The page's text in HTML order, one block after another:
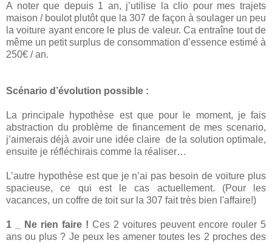
A noter que depuis 1 an, j’utilise la clio pour mes trajets
maison / boulot plutôt que la 307 de façon à soulager un peu
la voiture ayant encore le plus de valeur. Ca entraîne tout de
même un petit surplus de consommation d’essence estimé à
250€ / an.
Scénario d’évolution possible :
La principale hypothèse est que pour le moment, je fais
abstraction du problème de financement de mes scenario,
j’aimerais déjà avoir une idée claire de la solution optimale,
ensuite je réfléchirais comme la réaliser…
L’autre hypothèse est que je n’ai pas besoin de voiture plus
spacieuse, ce qui est le cas actuellement. (Pour les
vacances, un coffre de toit sur la 307 fait très bien l'affaire!)
1 _ Ne rien faire ! Ces 2 voitures peuvent encore rouler 5
ans ou plus ? Je peux les amener toutes les 2 proches des